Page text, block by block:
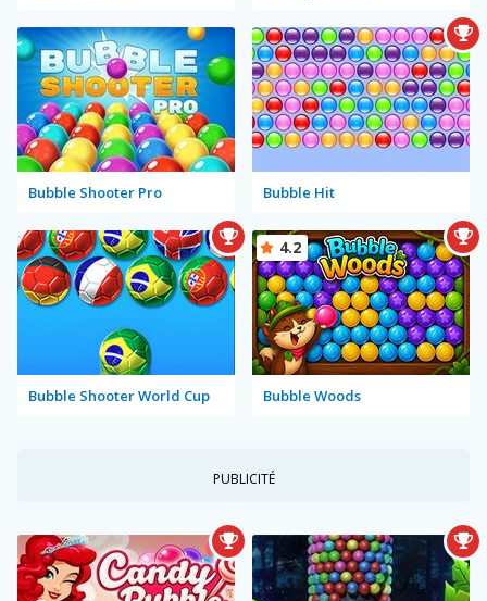
Bubble Shooter Pro Bubble Hit
Bubble Shooter World Cup Bubble Woods
4.2
PUBLICITÉ